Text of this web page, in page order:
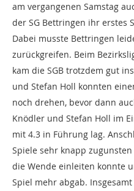
am vergangenen Samstag
der SG Bettringen ihr erstes
Dabei musste Bettringen
zurückgreifen. Beim
kam die SGB trotzdem gut
und Stefan Holl konnten
noch drehen, bevor dann
Knödler und Stefan Holl im
mit 4.3 in Führung lag.
Spiele sehr knapp
die Wende einleiten konnte
Spiel mehr abgab.